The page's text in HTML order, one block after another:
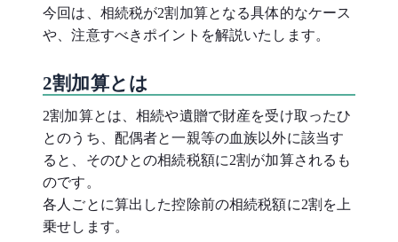
今回は、相続税が2割加算となる具体的なケース
や、注意すべきポイントを解説いたします。
2割加算とは
2割加算とは、相続や遺贈で財産を受け取ったひ
とのうち、配偶者と一親等の血族以外に該当す
ると、そのひとの相続税額に2割が加算されるも
のです。
各人ごとに算出した控除前の相続税額に2割を上
乗せします。